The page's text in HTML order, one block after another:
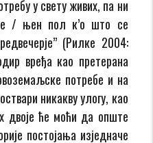
у свету живих, па ни
/ њен пол к’о што се
(Рилке 2004:
вређа као претерана
потребе и на
никакву улогу, као
ће моћи да опште
постојања изједначе